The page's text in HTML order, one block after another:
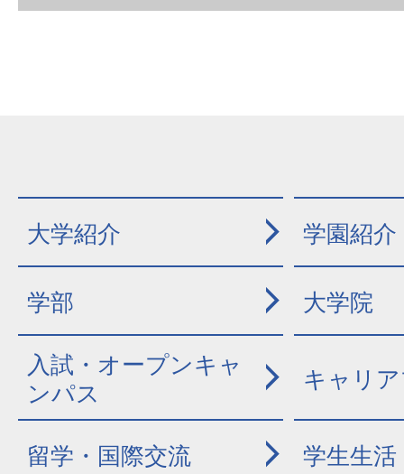
大学紹介 学園紹介
学部 大学院
入試・オープンキャ
ンパス
キャリ
留学・国際交流 学生生活